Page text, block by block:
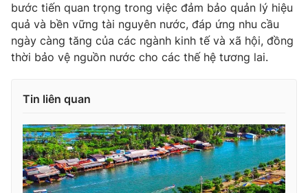
Theo dõi báo trên
Cơ quan chủ quản:Đài Truyền hình Việt Nam
Giấy phép hoạt động báo in và báo điện tử số 483/GP-BTTTT
cấp ngày 29/12/2023
Tổng Biên tập:Vũ Thanh Thủy
Phó Tổng Biên tập:Nguyễn Thị Mỹ Hạnh, Phạm Quốc Thắng,
Nguyễn Trọng Ninh
Tổng đài VTV:024.38 355 931 - 024.38 355 932
bước tiến quan trọng trong việc đảm bảo quản lý hiệu
quả và bền vững tài nguyên nước, đáp ứng nhu cầu
ngày càng tăng của các ngành kinh tế và xã hội, đồng
thời bảo vệ nguồn nước cho các thế hệ tương lai.
Tin liên quan